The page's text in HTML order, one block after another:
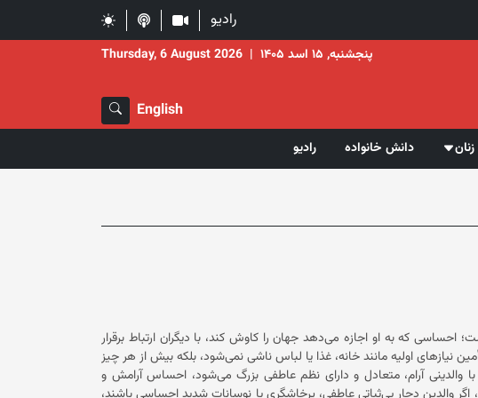
رادیو
پنجشنبه, ۱۵ اسد ۱۴۰۵ |
Thursday, 6 August 2026
English
زنان دانش خانواده رادیو
که به او اجازه می‌دهد جهان را کاوش کند، با دیگران ارتباط برقرار
نیازهای اولیه مانند خانه، غذا یا لباس ناشی نمی‌شود، بلکه بیش از هر چیز
والدینی آرام، متعادل و دارای نظم عاطفی بزرگ می‌شود، احساس آرامش و